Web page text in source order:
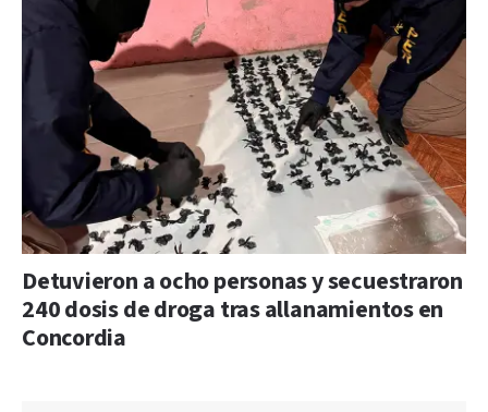
Detuvieron a ocho personas y secuestraron
240 dosis de droga tras allanamientos en
Concordia